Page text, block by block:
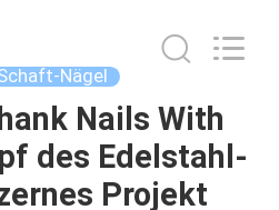
Nägel
Nails With
des Edelstahl-
Projekt